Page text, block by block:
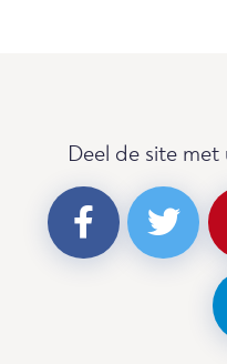
Deel de site met